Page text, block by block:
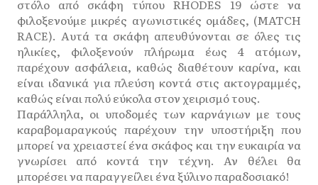
στόλο από σκάφη τύπου RHODES 19 ώστε να
φιλοξενούμε μικρές αγωνιστικές ομάδες, (MATCH
RACE). Αυτά τα σκάφη απευθύνονται σε όλες τις
ηλικίες, φιλοξενούν πλήρωμα έως 4 ατόμων,
παρέχουν ασφάλεια, καθώς διαθέτουν καρίνα, και
είναι ιδανικά για πλεύση κοντά στις ακτογραμμές,
καθώς είναι πολύ εύκολα στον χειρισμό τους.
Παράλληλα, οι υποδομές των καρνάγιων με τους
καραβομαραγκούς παρέχουν την υποστήριξη που
μπορεί να χρειαστεί ένα σκάφος και την ευκαιρία να
γνωρίσει από κοντά την τέχνη. Αν θέλει θα
μπορέσει να παραγγείλει ένα ξύλινο παραδοσιακό!